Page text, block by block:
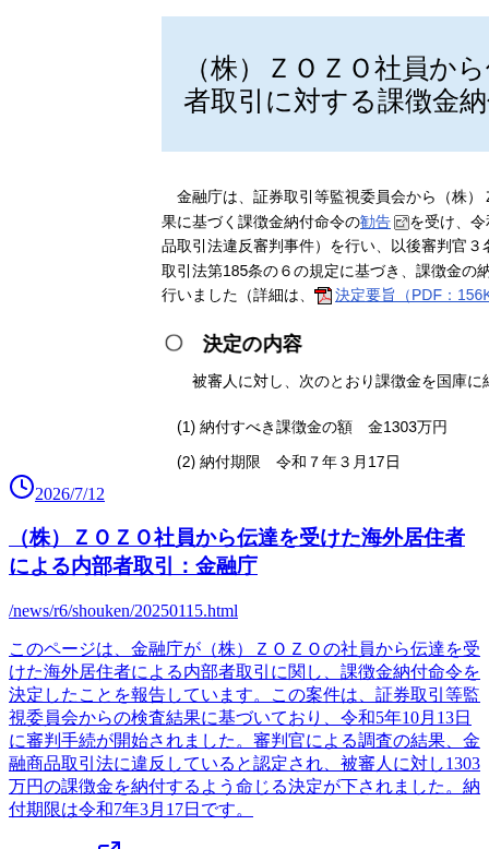
2026/7/12
（株）ＺＯＺＯ社員から伝達を受けた海外居住者
による内部者取引：金融庁
/news/r6/shouken/20250115.html
このページは、金融庁が（株）ＺＯＺＯの社員から伝達を受
けた海外居住者による内部者取引に関し、課徴金納付命令を
決定したことを報告しています。この案件は、証券取引等監
視委員会からの検査結果に基づいており、令和5年10月13日
に審判手続が開始されました。審判官による調査の結果、金
融商品取引法に違反していると認定され、被審人に対し1303
万円の課徴金を納付するよう命じる決定が下されました。納
付期限は令和7年3月17日です。